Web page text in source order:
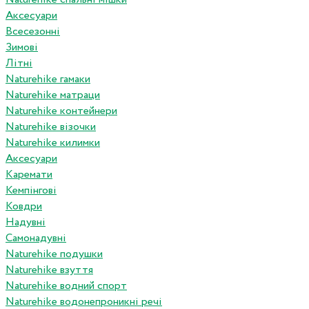
Аксесуари
Всесезонні
Зимові
Літні
Naturehike гамаки
Naturehike матраци
Naturehike контейнери
Naturehike візочки
Naturehike килимки
Аксесуари
Каремати
Кемпінгові
Ковдри
Надувні
Самонадувні
Naturehike подушки
Naturehike взуття
Naturehike водний спорт
Naturehike водонепроникні речі